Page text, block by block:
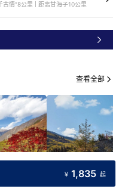
情”8公里 | 距离甘海子10公里
查看全部
￥ 1,835 起